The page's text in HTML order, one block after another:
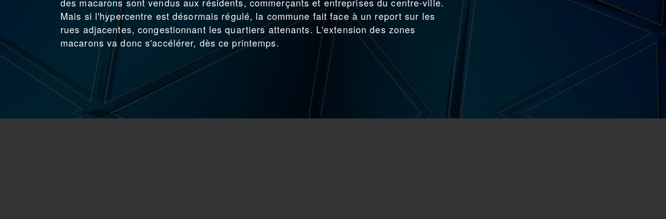
Mais si l'hypercentre est désormais régulé, la commune fait face à un report sur les
rues adjacentes, congestionnant les quartiers attenants. L'extension des zones
macarons va donc s'accélérer, dès ce printemps.